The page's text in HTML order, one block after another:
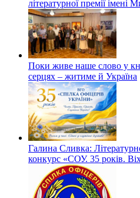
літературної премії
Поки живе наше слово у
серцях – житиме й Україна
Галина Сливка:
конкурс «СОУ. 35 років.